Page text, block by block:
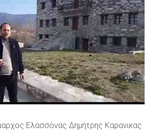
Ελασσόνας Δημήτρης Καρανικας